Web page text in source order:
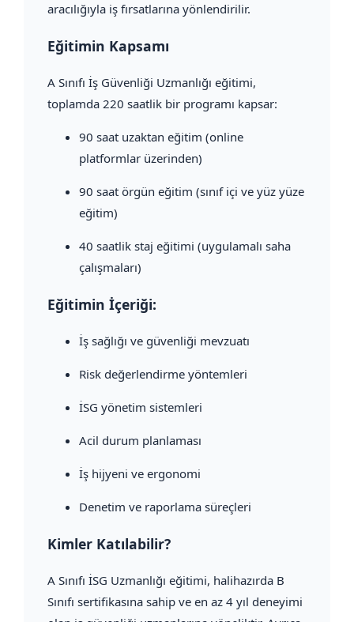
aracılığıyla iş fırsatlarına yönlendirilir.
Eğitimin Kapsamı
A Sınıfı İş Güvenliği Uzmanlığı eğitimi,
toplamda 220 saatlik bir programı kapsar:
90 saat uzaktan eğitim (online
platformlar üzerinden)
90 saat örgün eğitim (sınıf içi ve yüz yüze
eğitim)
40 saatlik staj eğitimi (uygulamalı saha
çalışmaları)
Eğitimin İçeriği:
İş sağlığı ve güvenliği mevzuatı
Risk değerlendirme yöntemleri
İSG yönetim sistemleri
Acil durum planlaması
İş hijyeni ve ergonomi
Denetim ve raporlama süreçleri
Kimler Katılabilir?
A Sınıfı İSG Uzmanlığı eğitimi, halihazırda B
Sınıfı sertifikasına sahip ve en az 4 yıl deneyimi